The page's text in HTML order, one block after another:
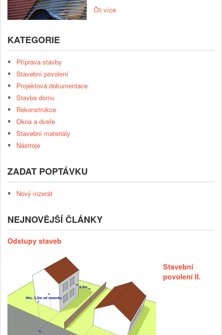
Čti více
KATEGORIE
Příprava stavby
Stavební povolení
Projektová dokumentace
Stavba domu
Rekonstrukce
Okna a dveře
Stavební materiály
Nástroje
ZADAT POPTÁVKU
Nový inzerát
NEJNOVĚJŠÍ ČLÁNKY
Odstupy staveb
Stavební
povolení II.